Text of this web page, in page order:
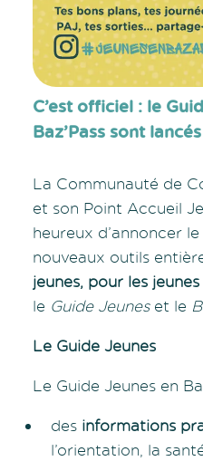
C’est officiel : le
Baz’Pass sont
La Communauté de
et son Point Accueil
heureux d’annoncer
nouveaux outils
jeunes, pour les jeunes
le Guide Jeuneset le
Le Guide Jeunes
Le Guide Jeunes en
des informations
l’orientation, la